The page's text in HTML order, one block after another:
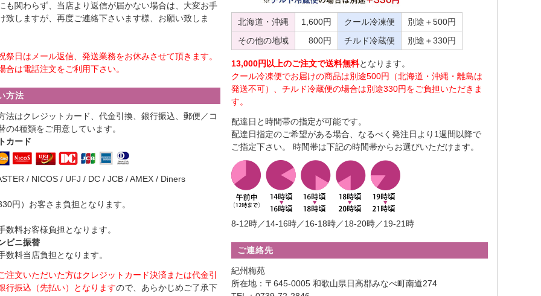
も関わらず、当店より返信が届かない場合は、大変お手
致しますが、再度ご連絡下さいます様、お願い致しま
祭日はメール返信、発送業務をお休みさせて頂きます。
合は電話注文をご利用下さい。
方法
法はクレジットカード、代金引換、銀行振込、郵便／コ
の4種類をご用意しています。
カード
/ NICOS / UFJ / DC / JCB / AMEX / Diners
円）お客さま負担となります。
数料お客様負担となります。
ビニ振替
数料当店負担となります。
注文いただいた方はクレジットカード決済または代金引
行振込（先払い）となりますので、あらかじめご了承下
北海道・沖縄 1,600円 クール冷凍便
別途＋500円
その他の地域
800円 チルド冷蔵便 別途＋330円
13,000円以上のご注文で送料無料となります。
クール冷凍便でお届けの商品は別途500円（北海道・沖縄・離島は
発送不可）、チルド冷蔵便の場合は別途330円をご負担いただきま
す。
配達日と時間帯の指定が可能です。
配達日指定のご希望がある場合、なるべく発注日より1週間以降で
ご指定下さい。 時間帯は下記の時間帯からお選びいただけます。
8-12時／14-16時／16-18時／18-20時／19-21時
ご連絡先
紀州梅苑
所在地：〒645-0005 和歌山県日高郡みなべ町南道274